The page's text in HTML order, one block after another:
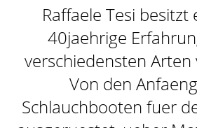
DAS SCHIFF
ZIELE
Raffaele Tesi besitzt
40jaehrige
verschiedensten Arten
Von den
Schlauchbooten fuer